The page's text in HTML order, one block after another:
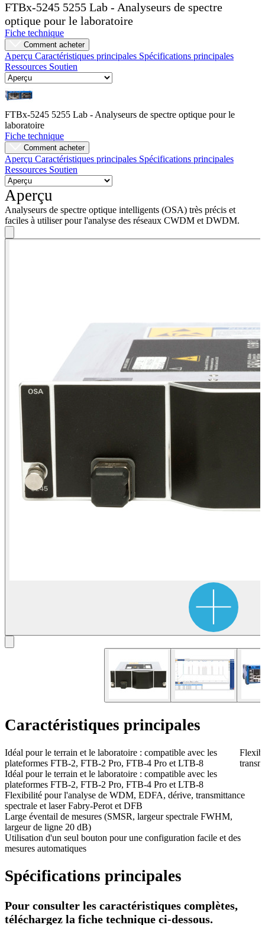
Entreprise
Emploi
Partenaires
Fournisseurs
FTBx-5245 5255 Lab - Analyseurs de spectre
optique pour le laboratoire
Fiche technique
Comment acheter
Aperçu Caractéristiques principales Spécifications principales
Ressources Soutien
FTBx-5245 5255 Lab - Analyseurs de spectre optique pour le
laboratoire
Fiche technique
Comment acheter
Aperçu Caractéristiques principales Spécifications principales
Ressources Soutien
Aperçu
Analyseurs de spectre optique intelligents (OSA) très précis et
faciles à utiliser pour l'analyse des réseaux CWDM et DWDM.
Caractéristiques principales
Idéal pour le terrain et le laboratoire : compatible avec les
plateformes FTB-2, FTB-2 Pro, FTB-4 Pro et LTB-8
Idéal pour le terrain et le laboratoire : compatible avec les
plateformes FTB-2, FTB-2 Pro, FTB-4 Pro et LTB-8
Flexibilité pour l'analyse de WDM, EDFA, dérive, transmittance
spectrale et laser Fabry-Perot et DFB
Large éventail de mesures (SMSR, largeur spectrale FWHM,
largeur de ligne 20 dB)
Utilisation d'un seul bouton pour une configuration facile et des
mesures automatiques
Spécifications principales
Pour consulter les caractéristiques complètes,
téléchargez la fiche technique ci-dessous.